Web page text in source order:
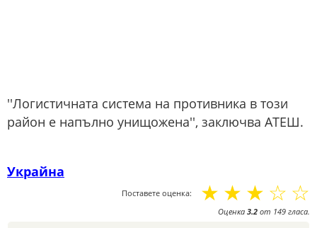
''Логистичната система на противника в този
район е напълно унищожена'', заключва АТЕШ.
Украйна
Поставете оценка: ☆
☆
☆
☆
☆
Оценка 3.2 от 149 гласа.